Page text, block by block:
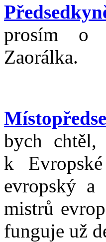
prosím o
Zaorálka.
bych
k
evropský a
mistrů
funguje už